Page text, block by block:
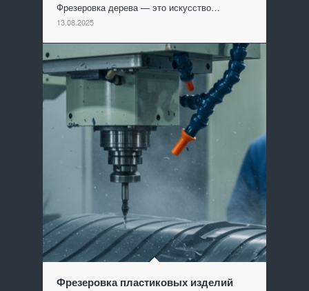
Фрезеровка дерева — это искусство…
13.08.2025
Фрезеровка пластиковых изделий